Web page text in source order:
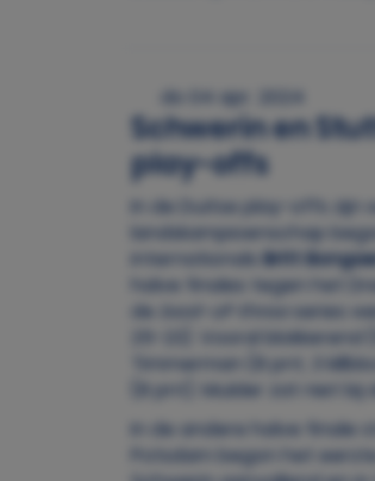
do 04 apr. 2024
Schwerin en
play-offs
In de Duitse play-offs
landskampioenschap
internationals Britt
halve finales tegen het
de
best-of-three
series
25-23). Vooral blokkerend
Timmerman (8 pnt, 3
(8 pnt). Mulder zat niet
In de andere halve finale
Potsdam begon het